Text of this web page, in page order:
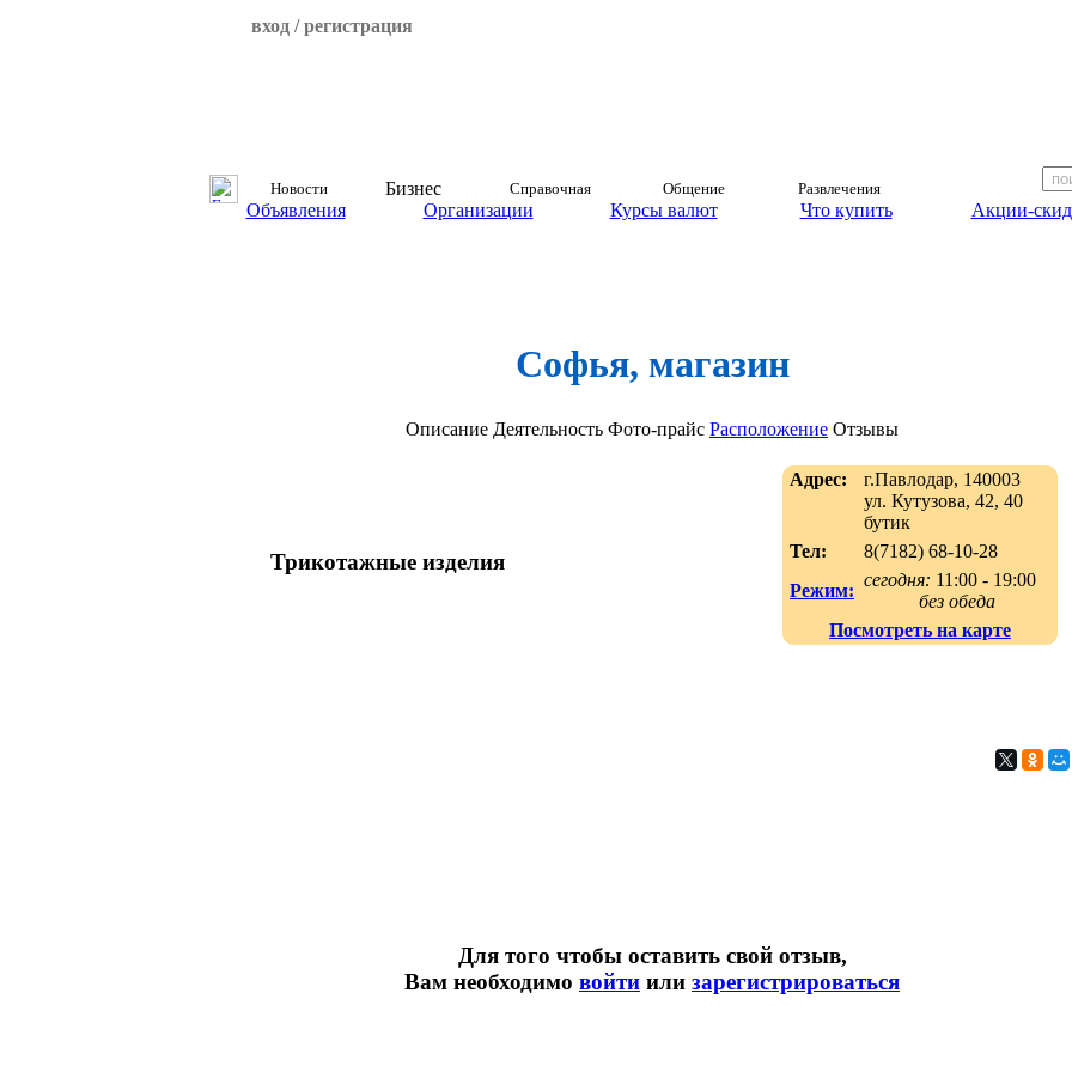
вход / регистрация
Новости Бизнес Справочная Общение Развлечения
Объявления Организации Курсы валют Что купить Акции-
Софья, магазин
Описание Деятельность Фото-прайс Расположение Отзывы
Адрес:
г.Павлодар, 140003
ул. Кутузова, 42, 40
бутик
Тел:
8(7182) 68-10-28
Режим:
сегодня: 11:00 - 19:00
без обеда
Посмотреть на карте
Трикотажные изделия
Для того чтобы оставить свой отзыв,
Вам необходимо войти или зарегистрироваться